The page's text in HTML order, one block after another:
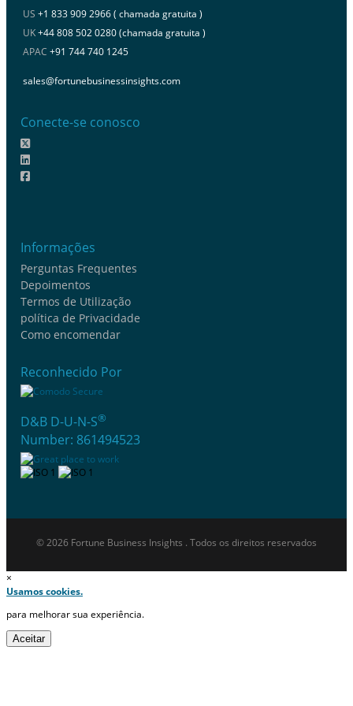
US +1 833 909 2966 ( chamada gratuita )
UK+44 808 502 0280 (chamada gratuita )
APAC +91 744 740 1245
sales@fortunebusinessinsights.com
Conecte-se conosco
Informações
Perguntas Frequentes
Depoimentos
Termos de Utilização
política de Privacidade
Como encomendar
Reconhecido Por
D&B D-U-N-S®
Number: 861494523
© 2026 Fortune Business Insights . Todos os direitos reservados
×
Usamos cookies.
para melhorar sua experiência.
Aceitar